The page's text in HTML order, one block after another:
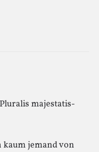
majestatis-
jemand von